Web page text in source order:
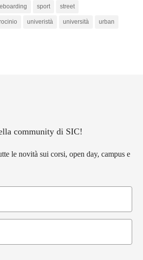
sport street
univeristà università urban
community di SIC!
le novità sui corsi, open day, campus e